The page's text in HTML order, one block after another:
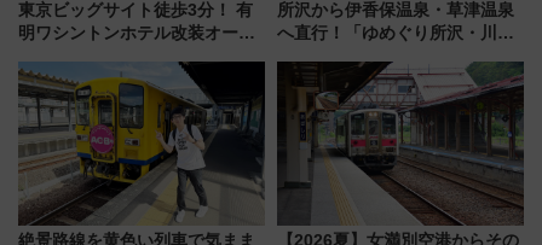
東京ビッグサイト徒歩3分！ 有
明ワシントンホテル改装オープ
客室」や海鮮丼が人気の朝食ビ
ュッフェを現地レポ
所沢から伊香保温泉・草津温泉
へ直行！「ゆめぐり所沢・川越
軽に 運行ダイヤ・運賃を解説
絶景路線を黄色い列車で気まま
【2026夏】女満別空港からその